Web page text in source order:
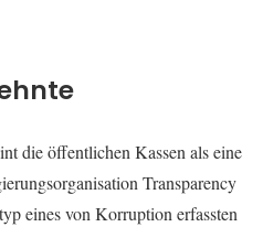
die öffentlichen Kassen als eine
Transparency
eines von Korruption erfassten